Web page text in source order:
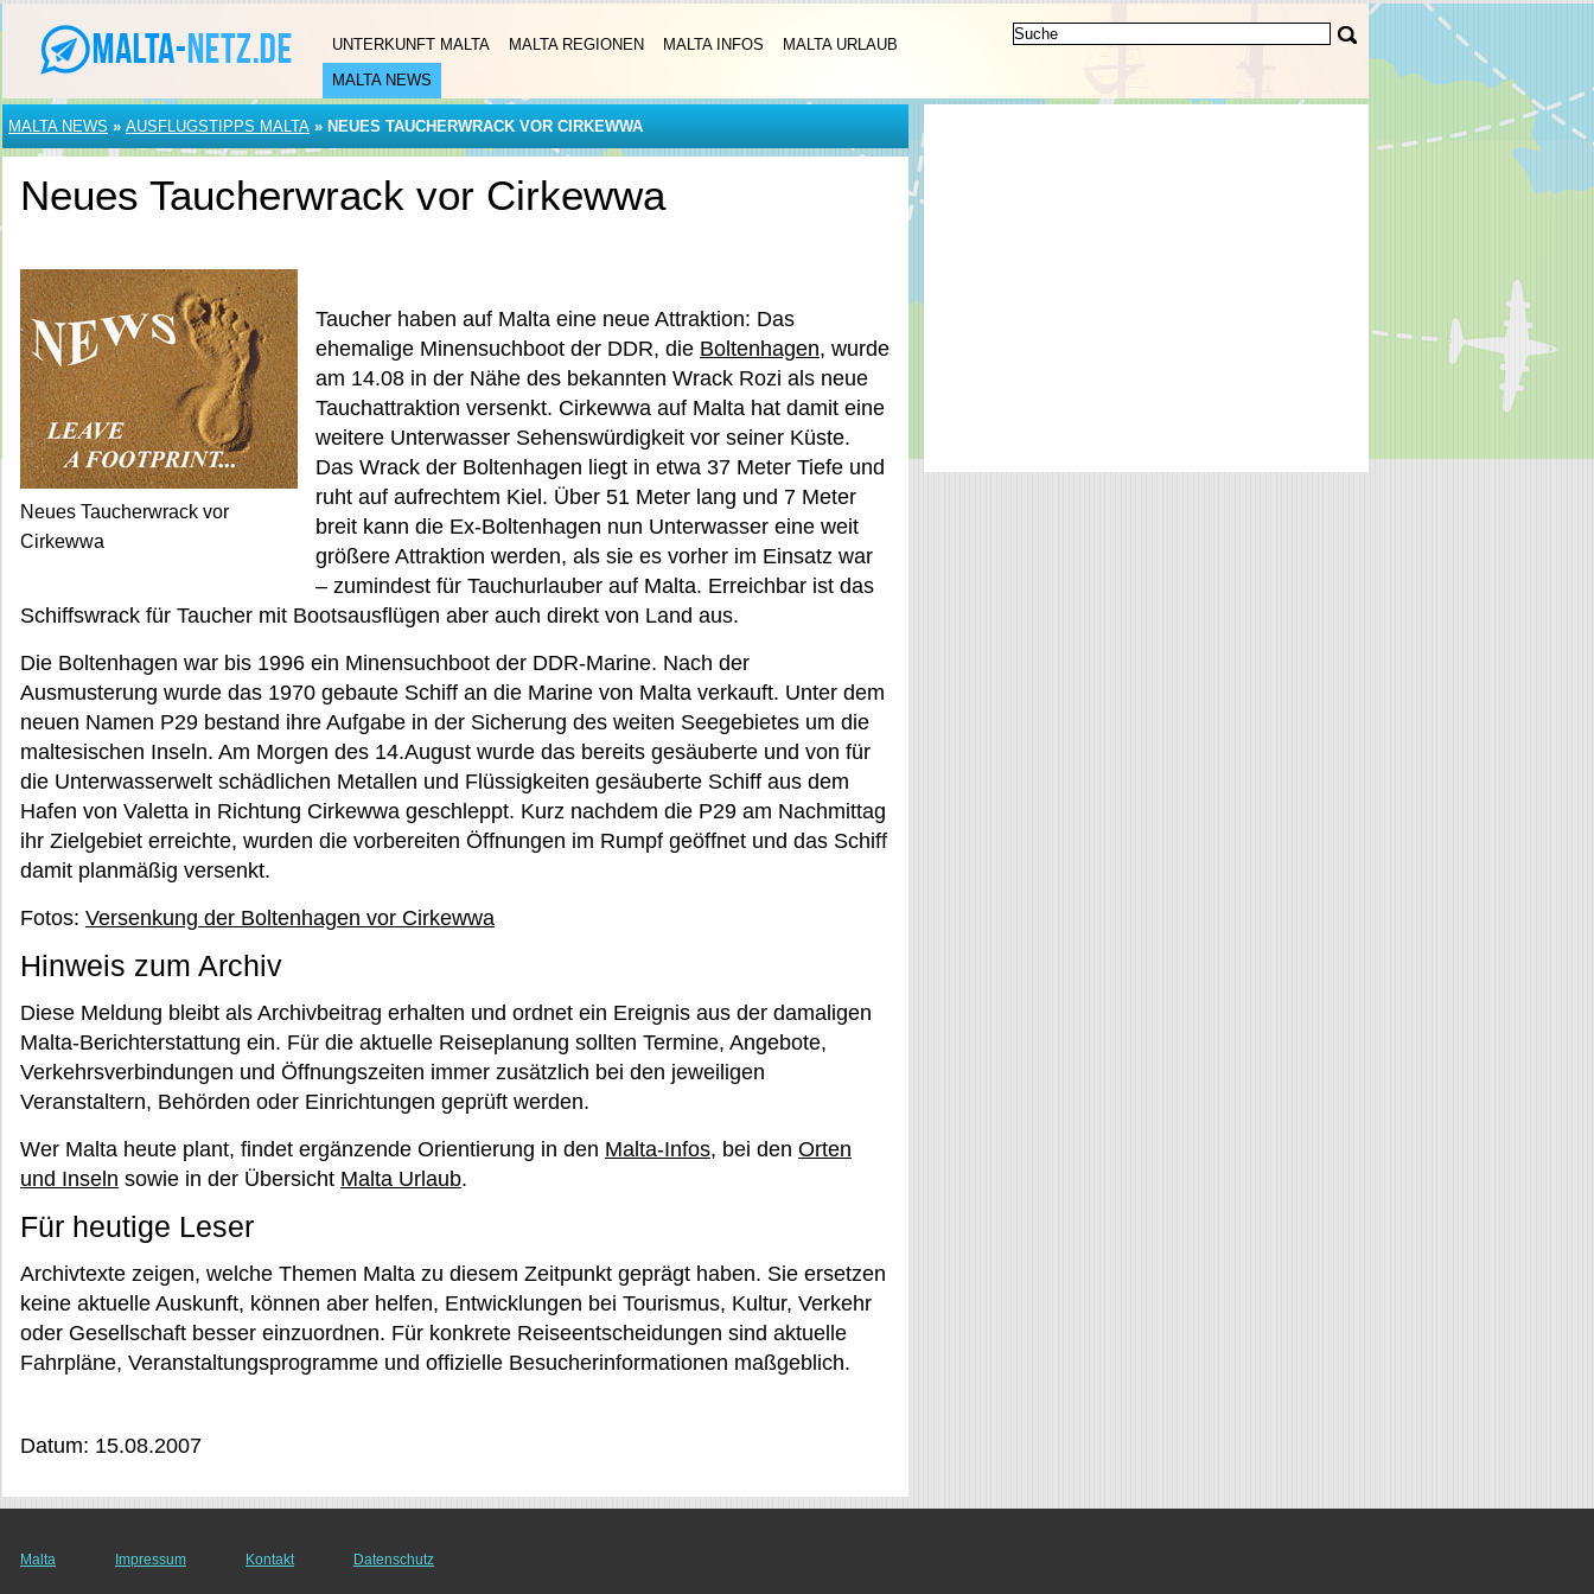
UNTERKUNFT MALTA MALTA REGIONEN MALTA INFOS
MALTA URLAUB
MALTA NEWS
MALTA NEWS » AUSFLUGSTIPPS MALTA » NEUES TAUCHERWRACK VOR CIRKEWWA
Neues Taucherwrack vor Cirkewwa
Neues Taucherwrack vor
Cirkewwa
Taucher haben auf Malta eine neue Attraktion: Das
ehemalige Minensuchboot der DDR, die Boltenhagen, wurde
am 14.08 in der Nähe des bekannten Wrack Rozi als neue
Tauchattraktion versenkt. Cirkewwa auf Malta hat damit eine
weitere Unterwasser Sehenswürdigkeit vor seiner Küste.
Das Wrack der Boltenhagen liegt in etwa 37 Meter Tiefe und
ruht auf aufrechtem Kiel. Über 51 Meter lang und 7 Meter
breit kann die Ex-Boltenhagen nun Unterwasser eine weit
größere Attraktion werden, als sie es vorher im Einsatz war
– zumindest für Tauchurlauber auf Malta. Erreichbar ist das
Schiffswrack für Taucher mit Bootsausflügen aber auch direkt von Land aus.
Die Boltenhagen war bis 1996 ein Minensuchboot der DDR-Marine. Nach der
Ausmusterung wurde das 1970 gebaute Schiff an die Marine von Malta verkauft. Unter dem
neuen Namen P29 bestand ihre Aufgabe in der Sicherung des weiten Seegebietes um die
maltesischen Inseln. Am Morgen des 14.August wurde das bereits gesäuberte und von für
die Unterwasserwelt schädlichen Metallen und Flüssigkeiten gesäuberte Schiff aus dem
Hafen von Valetta in Richtung Cirkewwa geschleppt. Kurz nachdem die P29 am Nachmittag
ihr Zielgebiet erreichte, wurden die vorbereiten Öffnungen im Rumpf geöffnet und das Schiff
damit planmäßig versenkt.
Fotos: Versenkung der Boltenhagen vor Cirkewwa
Hinweis zum Archiv
Diese Meldung bleibt als Archivbeitrag erhalten und ordnet ein Ereignis aus der damaligen
Malta-Berichterstattung ein. Für die aktuelle Reiseplanung sollten Termine, Angebote,
Verkehrsverbindungen und Öffnungszeiten immer zusätzlich bei den jeweiligen
Veranstaltern, Behörden oder Einrichtungen geprüft werden.
Wer Malta heute plant, findet ergänzende Orientierung in den Malta-Infos, bei den Orten
und Inseln sowie in der Übersicht Malta Urlaub.
Für heutige Leser
Archivtexte zeigen, welche Themen Malta zu diesem Zeitpunkt geprägt haben. Sie ersetzen
keine aktuelle Auskunft, können aber helfen, Entwicklungen bei Tourismus, Kultur, Verkehr
oder Gesellschaft besser einzuordnen. Für konkrete Reiseentscheidungen sind aktuelle
Fahrpläne, Veranstaltungsprogramme und offizielle Besucherinformationen maßgeblich.
Datum: 15.08.2007
Malta Impressum Kontakt Datenschutz